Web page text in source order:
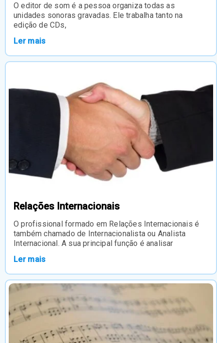
O editor de som é a pessoa organiza todas as
unidades sonoras gravadas. Ele trabalha tanto na
edição de CDs,
Ler mais
Relações Internacionais
O profissional formado em Relações Internacionais é
também chamado de Internacionalista ou Analista
Internacional. A sua principal função é analisar
Ler mais